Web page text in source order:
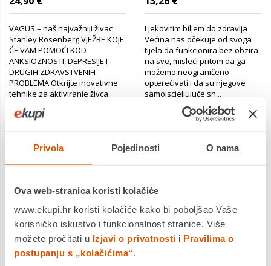
Privola Pojedinosti O nama
Ova web-stranica koristi kolačiće
www.ekupi.hr koristi kolačiće kako bi poboljšao Vaše
korisničko iskustvo i funkcionalnost stranice. Više
možete pročitati u Izjavi o privatnosti i Pravilima o
postupanju s „kolačićima“.
VAGUS – naš najvažniji živac
Stanley Rosenberg VJEŽBE KOJE
ĆE VAM POMOĆI KOD
ANKSIOZNOSTI, DEPRESIJE I
DRUGIH ZDRAVSTVENIH
PROBLEMA Otkrijte inovativne
tehnike za aktiviranje živca
Dostavljamo već od
Ljekovitim biljem do zdravlja
Većina nas očekuje od svoga
tijela da funkcionira bez obzira
na sve, misleći pritom da ga
možemo neograničeno
opterećivati i da su njegove
samoiscjeljujuće sn...
Dostavljamo već od